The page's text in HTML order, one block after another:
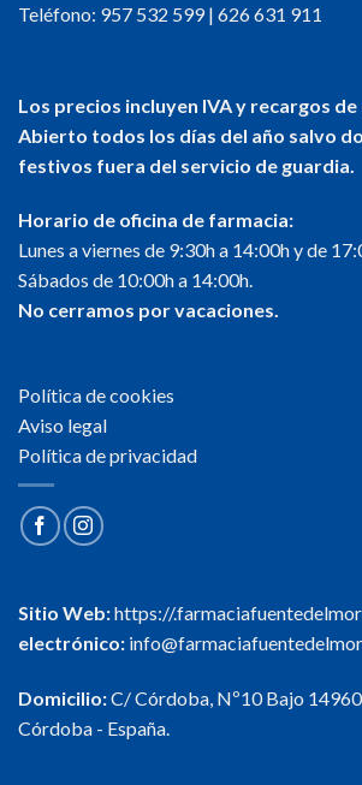
Teléfono: 957 532 599| 626 631 911
Los precios incluyen IVA y recargos
Abierto todos los días del año salvo
festivos fuera del servicio de guardia.
Horario de oficina de farmacia:
Lunes a viernes de 9:30h a 14:00h y de
Sábados de 10:00h a 14:00h.
No cerramos por vacaciones.
Política de cookies
Aviso legal
Política de privacidad
Sitio Web:https://
electrónico:
Domicilio:C/ Córdoba, Nº10 Bajo
Córdoba - España.